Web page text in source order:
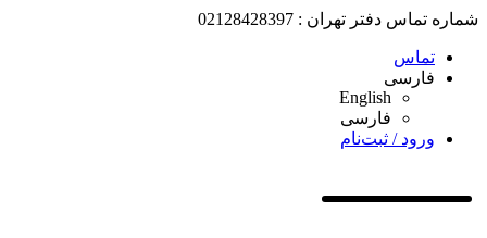
شماره تماس دفتر تهران : 02128428397
تماس
فارسی
English
فارسی
ورود / ثبت‌نام